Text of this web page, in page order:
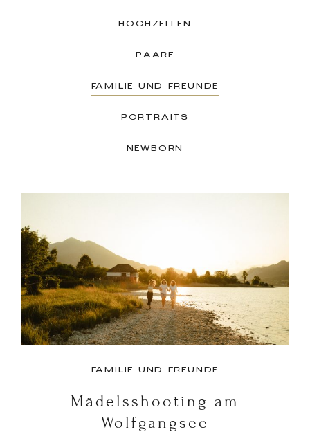
HOCHZEITEN
PAARE
FAMILIE UND FREUNDE
PORTRAITS
NEWBORN
FAMILIE UND FREUNDE
Mädelsshooting am
Wolfgangsee